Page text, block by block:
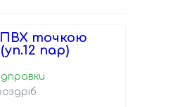
ПВХ точкою
пар)